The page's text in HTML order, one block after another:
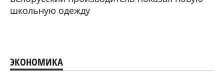
школьную одежду
ЭКОНОМИКА